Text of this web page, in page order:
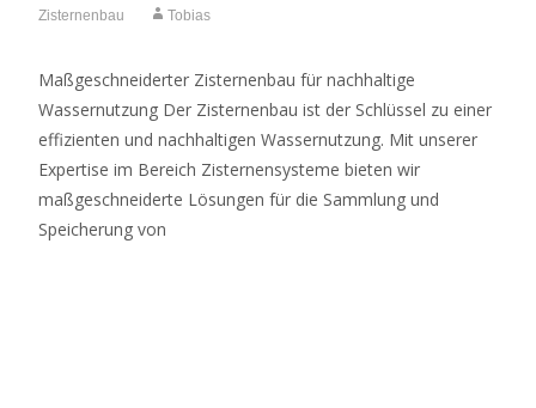
Zisternenbau Tobias
Maßgeschneiderter Zisternenbau für nachhaltige
Wassernutzung Der Zisternenbau ist der Schlüssel zu einer
effizienten und nachhaltigen Wassernutzung. Mit unserer
Expertise im Bereich Zisternensysteme bieten wir
maßgeschneiderte Lösungen für die Sammlung und
Speicherung von